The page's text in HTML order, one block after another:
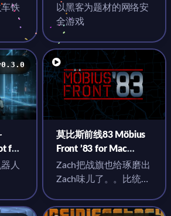
版
铁
v1.3.1 中文原生版
以黑客为题材的网络安
全游戏
for
版
人
莫比斯前线83 Möbius
Front ’83 for Mac
vMarch 2023 update
英文原生版
Zach把战旗也给琢磨出
Zach味儿了。。比统一